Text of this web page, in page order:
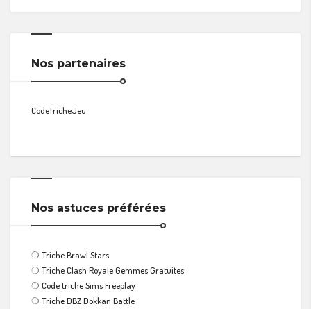
Nos partenaires
CodeTricheJeu
Nos astuces préférées
❍ Triche Brawl Stars
❍ Triche Clash Royale Gemmes Gratuites
❍ Code triche Sims Freeplay
❍ Triche DBZ Dokkan Battle